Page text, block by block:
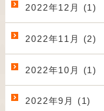
2022年12月 (1)
2022年11月 (2)
2022年10月 (1)
2022年9月 (1)